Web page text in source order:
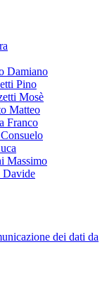
Damiano
Pino
Mosè
Matteo
Franco
Massimo
Davide
dei dati da